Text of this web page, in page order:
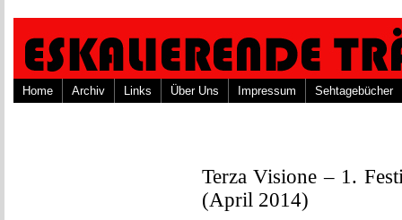
Home Archiv Links Über Uns Impressum Sehtagebücher
Terza Visione – 1.
(April 2014)